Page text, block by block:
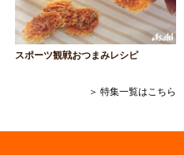
スポーツ観戦おつまみレシピ
＞ 特集一覧はこちら